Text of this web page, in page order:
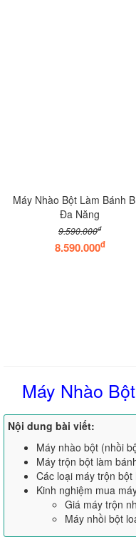
Máy Nhào Bột Làm Bánh
Đa Năng
9.590.000đ
8.590.000đ
Máy Nhào
Nội dung bài viết:
Máy nhào bột (nhồi
Máy trộn bột làm
Các loại máy trộn bột
Kinh nghiệm mua
Giá máy trộn
Máy nhồi bột